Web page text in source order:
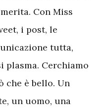
Con Miss
i post, le
tutta,
plasma. Cerchiamo
che è bello. Un
un uomo, una